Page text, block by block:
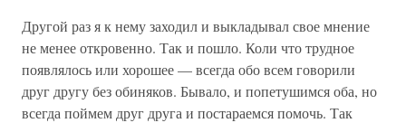
Другой раз я к нему заходил и выкладывал свое мнение
не менее откровенно. Так и пошло. Коли что трудное
появлялось или хорошее — всегда обо всем говорили
друг другу без обиняков. Бывало, и попетушимся оба, но
всегда поймем друг друга и постараемся помочь. Так